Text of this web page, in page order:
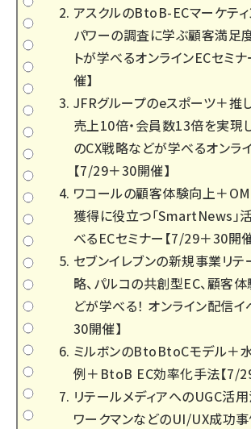
アスクルのBtoB-ECマーケティ
パワーの調査に学ぶ顧客満足
トが学べるオンラインECセミ
催】
JFRグループのeスポーツ＋推
売上10倍・会員数13倍を実現
のCX戦略などが学べるオンラ
【7/29＋30開催】
ワコールの顧客体験向上＋
獲得に役立つ「SmartNews」
べるECセミナー【7/29＋30開
セブンイレブンの新規事業リテ
略、パルコの共創型EC、顧客
どが学べる！ オンライン配信イ
30開催】
ミルボンのBtoBtoCモデル＋
例＋BtoB EC効率化手法【7/
リテールメディアへのUGC活
ワークマンなどのUI/UX成功事